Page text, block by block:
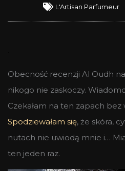
L'Artisan Parfumeur
Obecność recenzji Al Oudh
nikogo nie zaskoczy.
Czekałam na ten zapach
Spodziewałam się, że skóra,
nutach nie uwiodą mnie i…
ten jeden raz.